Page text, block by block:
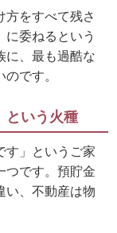
をすべて残さ
委ねるという
に、最も過酷な
です。
という火種
す」というご家
つです。預貯金
い、不動産は物